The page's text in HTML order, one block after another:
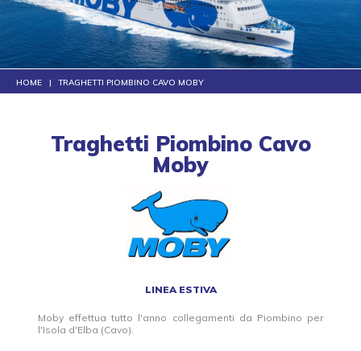
HOME TRAGHETTI PIOMBINO CAVO MOBY
Traghetti Piombino Cavo
Moby
LINEA ESTIVA
Moby effettua tutto l'anno collegamenti da Piombino per
l'Isola d'Elba (Cavo).